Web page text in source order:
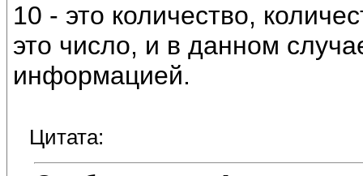
10 - это количество,
это число, и в данном
информацией.
Цитата: